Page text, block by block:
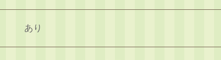
あり